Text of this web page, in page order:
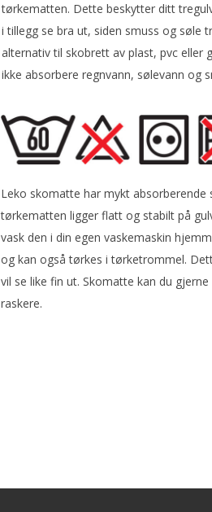
tørkematten. Dette beskytter ditt
i tillegg se bra ut, siden smuss og søle
alternativ til skobrett av plast, pvc eller
ikke absorbere regnvann, sølevann og
Leko skomatte har mykt
tørkematten ligger flatt og stabilt på
vask den i din egen vaskemaskin
og kan også tørkes i tørketrommel.
vil se like fin ut. Skomatte kan du
raskere.